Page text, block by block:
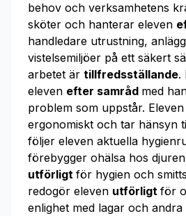
behov och verksamhetens
sköter och hanterar eleven
handledare utrustning,
vistelsemiljöer på ett säkert
arbetet är tillfredsställande.
eleven efter samråd med
problem som uppstår.
ergonomiskt och tar hänsyn
följer eleven aktuella
förebygger ohälsa hos
utförligt för hygien och
redogör eleven utförligt för
enlighet med lagar och andra